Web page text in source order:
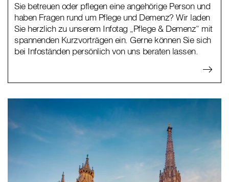
Sie betreuen oder pflegen eine angehörige Person und
haben Fragen rund um Pflege und Demenz? Wir laden
Sie herzlich zu unserem Infotag „Pflege & Demenz“ mit
spannenden Kurzvorträgen ein. Gerne können Sie sich
bei Infoständen persönlich von uns beraten lassen.